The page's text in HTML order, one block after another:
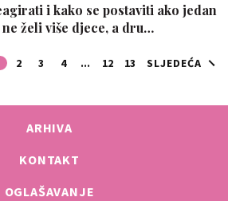
i kako se postaviti ako jedan
želi više djece, a dru…
2 3 4 ... 12 13 SLJEDEĆA
ARHIVA
KONTAKT
OGLAŠAVANJE